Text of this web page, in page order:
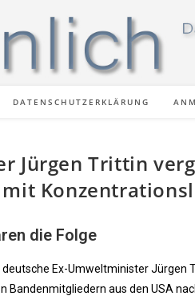
DATENSCHUTZERKLÄRUNG
Jürgen Trittin
die Folge
deutsche Ex-Umweltminister Jürgen
aus den USA